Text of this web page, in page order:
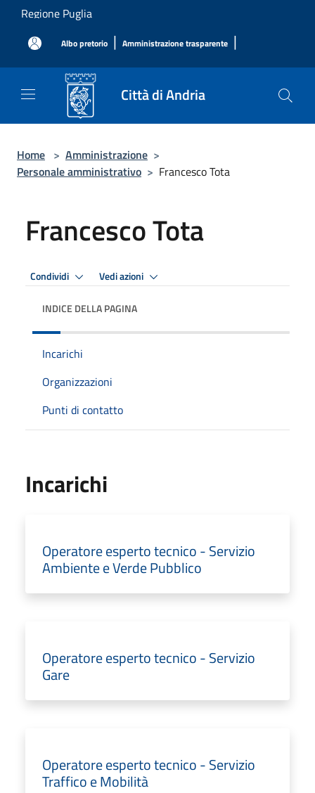
Salta al contenuto principale
Regione Puglia
Albo pretorio | Amministrazione trasparente |
Città di Andria
Home > Amministrazione >
Personale amministrativo > Francesco Tota
Francesco Tota
Condividi Vedi azioni
INDICE DELLA PAGINA
Incarichi
Organizzazioni
Punti di contatto
Incarichi
Operatore esperto tecnico - Servizio
Ambiente e Verde Pubblico
Operatore esperto tecnico - Servizio
Gare
Operatore esperto tecnico - Servizio
Traffico e Mobilità